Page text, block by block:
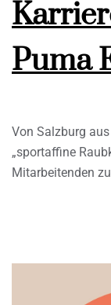
Puma
Von Salzburg
„sportaffine
Mitarbeitenden